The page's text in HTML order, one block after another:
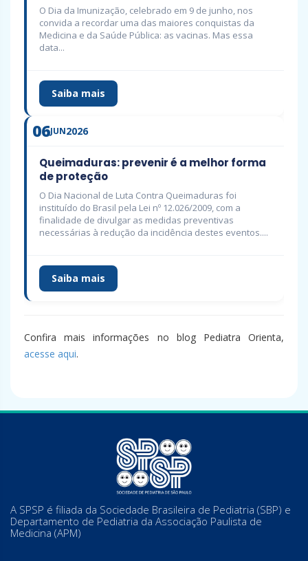
O Dia da Imunização, celebrado em 9 de junho, nos
convida a recordar uma das maiores conquistas da
Medicina e da Saúde Pública: as vacinas. Mas essa
data...
Saiba mais
06JUN2026
Queimaduras: prevenir é a melhor forma
de proteção
O Dia Nacional de Luta Contra Queimaduras foi
instituído do Brasil pela Lei nº 12.026/2009, com a
finalidade de divulgar as medidas preventivas
necessárias à redução da incidência destes eventos....
Saiba mais
Confira mais informações no blog Pediatra Orienta,
acesse aqui.
A SPSP é filiada da Sociedade Brasileira de Pediatria (SBP) e
Departamento de Pediatria da Associação Paulista de
Medicina (APM)